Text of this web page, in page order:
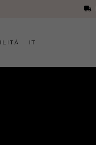
IT